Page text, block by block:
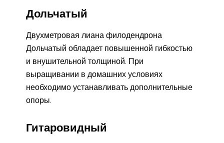
Дольчатый
Двухметровая лиана филодендрона
Дольчатый обладает повышенной гибкостью
и внушительной толщиной. При
выращивании в домашних условиях
необходимо устанавливать дополнительные
опоры.
Гитаровидный